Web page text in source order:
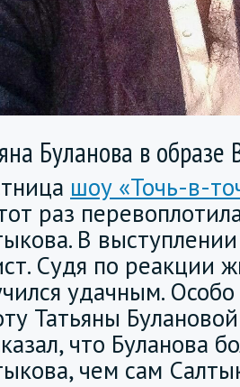
Буланова в образе
шоу «Точь-в-
раз
В
Судя по реакции
удачным.
Татьяны
что Буланова
чем сам